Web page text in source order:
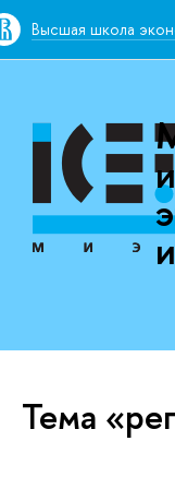
Высшая школа
Тема